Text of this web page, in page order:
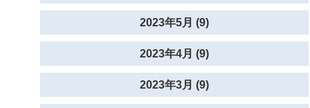
2023年5月 (9)
2023年4月 (9)
2023年3月 (9)